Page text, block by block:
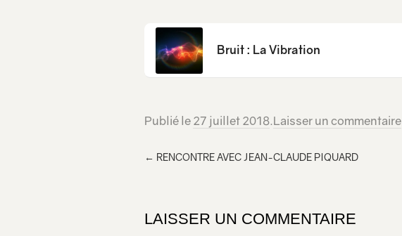
Bruit : La Vibration
Publié le 27 juillet 2018.Laisser un commentaire
← RENCONTRE AVEC JEAN-CLAUDE PIQUARD
LAISSER UN COMMENTAIRE